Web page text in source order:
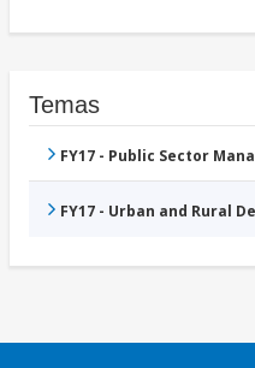
Temas
FY17 - Public Sector
FY17 - Urban and Rural